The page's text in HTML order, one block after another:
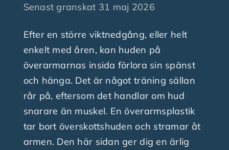
Finansiering
Nyheter
Fråga plastikkirurgen
Kontakta oss
Senast granskat 31 maj 2026
Efter en större viktnedgång, eller helt
enkelt med åren, kan huden på
överarmarnas insida förlora sin spänst
och hänga. Det är något träning sällan
rår på, eftersom det handlar om hud
snarare än muskel. En överarmsplastik
tar bort överskottshuden och stramar åt
armen. Den här sidan ger dig en ärlig